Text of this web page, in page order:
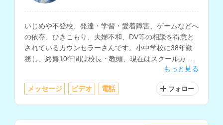
いじめや不登校、発達・学習・愛着障害、ゲームなどへ
の依存、ひきこもり、夫婦不和、DV等の相談を得意と
されているカウンセラーさんです。小中学校に38年勤
務し、終盤10年間は校長・教頭、現在はスクールカウ
ンセラーとして、生徒や保護者の相談に対応されていま
もっと見る
メッセージ ビデオ 電話 フォロー